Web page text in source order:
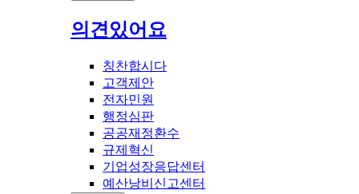
의견있어요
칭찬합시다
고객제안
전자민원
행정심판
공공재정환수
규제혁신
기업성장응답센터
예산낭비신고센터